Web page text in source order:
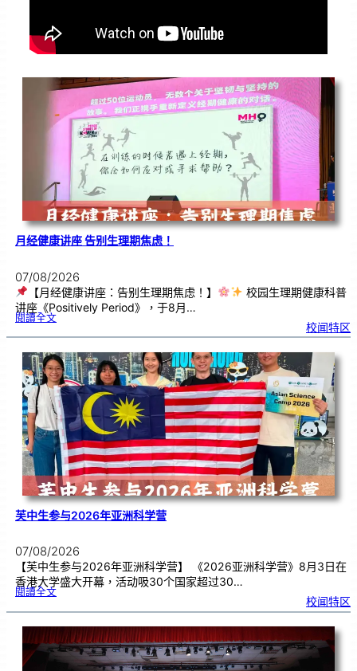
月经健康讲座 告别生理期焦虑！
07/08/2026
【月经健康讲座：告别生理期焦虑！】
校园生理期健康科普
讲座《Positively Period》，于8月…
閱讀全文:月
康
座
告
别
生
理
期
焦
虑
！
校闻特区
芙中生参与2026年亚洲科学营
07/08/2026
【芙中生参与2026年亚洲科学营】 《2026亚洲科学营》8月3日在
香港大学盛大开幕，活动吸30个国家超过30…
閱讀全文:芙
参
2
0
2
6
年
亚
洲科
校闻特区